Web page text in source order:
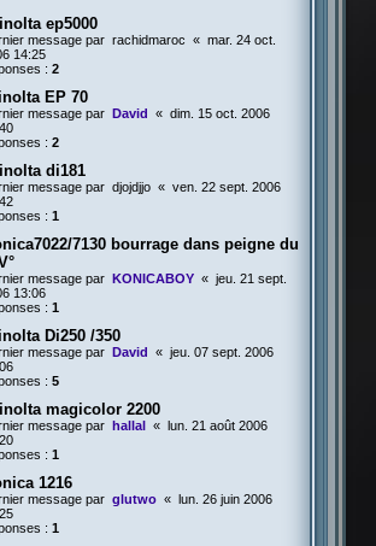
ep5000
message par rachidmaroc « mar. 24 oct.
14:25
: 2
EP 70
message par David « dim. 15 oct. 2006
: 2
di181
message par djojdjjo « ven. 22 sept. 2006
: 1
7130 bourrage dans peigne du
message par KONICABOY « jeu. 21 sept.
13:06
: 1
Di250 /350
message par David « jeu. 07 sept. 2006
: 5
magicolor 2200
message par hallal «
lun. 21 août 2006
: 1
1216
message par glutwo «
lun. 26 juin 2006
: 1